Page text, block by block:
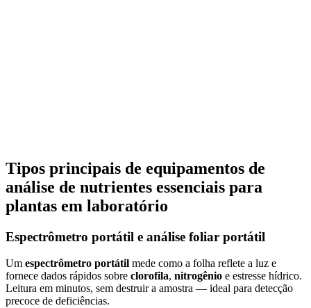
Tipos principais de equipamentos de
análise de nutrientes essenciais para
plantas em laboratório
Espectrômetro portátil e análise foliar portátil
Um espectrômetro portátil mede como a folha reflete a luz e
fornece dados rápidos sobre clorofila, nitrogênio e estresse hídrico.
Leitura em minutos, sem destruir a amostra — ideal para detecção
precoce de deficiências.